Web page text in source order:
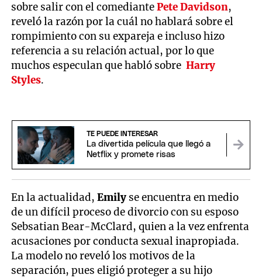
sobre salir con el comediantePete Davidson,
reveló la razón por la cuál no hablará sobre el
rompimiento con su expareja e incluso hizo
referencia a su relación actual, por lo que
muchos especulan que habló sobre Harry
Styles.
TE PUEDE INTERESAR
La divertida película que llegó a
Netflix y promete risas
En la actualidad,Emily se encuentra en medio
de un difícil proceso de divorcio con su esposo
Sebsatian Bear-McClard, quien a la vez enfrenta
acusaciones por conducta sexual inapropiada.
La modelo no reveló los motivos de la
separación, pues eligió proteger a su hijo